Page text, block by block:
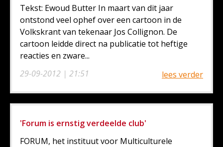
29-09-2012 | 21:51
Tekst: Ewoud Butter In maart van dit jaar
ontstond veel ophef over een cartoon in de
Volkskrant van tekenaar Jos Collignon. De
cartoon leidde direct na publicatie tot heftige
reacties en zware...
lees verder
'Forum is ernstig verdeelde club'
FORUM, het instituut voor Multiculturele